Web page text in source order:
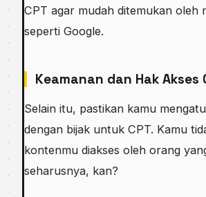
CPT agar mudah ditemukan oleh
seperti Google.
Keamanan dan Hak Akses
Selain itu, pastikan kamu
dengan bijak untuk CPT. Kamu
kontenmu diakses oleh orang
seharusnya, kan?